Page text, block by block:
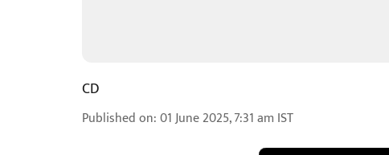
CD
Published on:01 June 2025, 7:31 am IST